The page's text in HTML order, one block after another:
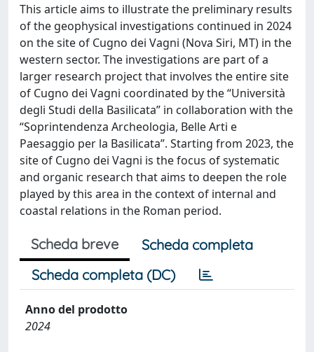
This article aims to illustrate the preliminary results
of the geophysical investigations continued in 2024
on the site of Cugno dei Vagni (Nova Siri, MT) in the
western sector. The investigations are part of a
larger research project that involves the entire site
of Cugno dei Vagni coordinated by the “Università
degli Studi della Basilicata” in collaboration with the
“Soprintendenza Archeologia, Belle Arti e
Paesaggio per la Basilicata”. Starting from 2023, the
site of Cugno dei Vagni is the focus of systematic
and organic research that aims to deepen the role
played by this area in the context of internal and
coastal relations in the Roman period.
Scheda breve
Scheda completa
Scheda completa (DC)
Anno del prodotto
2024